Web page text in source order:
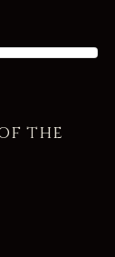
of the